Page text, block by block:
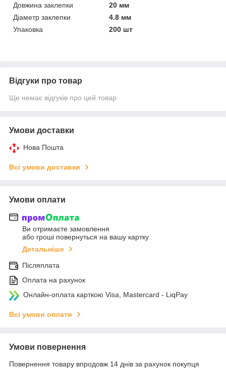
Довжина заклепки
20 мм
Діаметр заклепки
4.8 мм
Упаковка
200 шт
Відгуки про товар
Ще немає відгуків про цей товар
Умови доставки
Нова Пошта
Всі умови доставки
Умови оплати
Ви отримаєте замовлення
або гроші повернуться на вашу картку
Детальніше
Післяплата
Оплата на рахунок
Онлайн-оплата карткою Visa, Mastercard - LiqPay
Всі умови оплати
Умови повернення
Повернення товару впродовж 14 днів за рахунок покупця